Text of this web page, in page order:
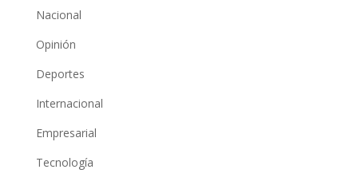
Nacional
Opinión
Deportes
Internacional
Empresarial
Tecnología